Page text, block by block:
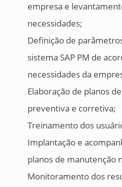
empresa e
necessidades;
Definição de
sistema SAP PM de
necessidades da
Elaboração de planos
preventiva e corretiva;
Treinamento dos
Implantação e
planos de manutenção
Monitoramento dos